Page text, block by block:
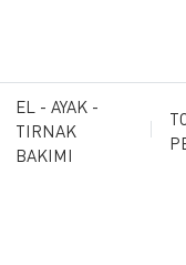
EL - AYAK -
TIRNAK
BAKIMI